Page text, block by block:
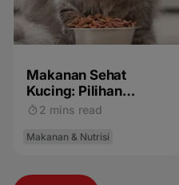
Makanan Sehat
Kucing: Pilihan
Terbaik untuk Nutrisi
2 mins read
Makanan & Nutrisi